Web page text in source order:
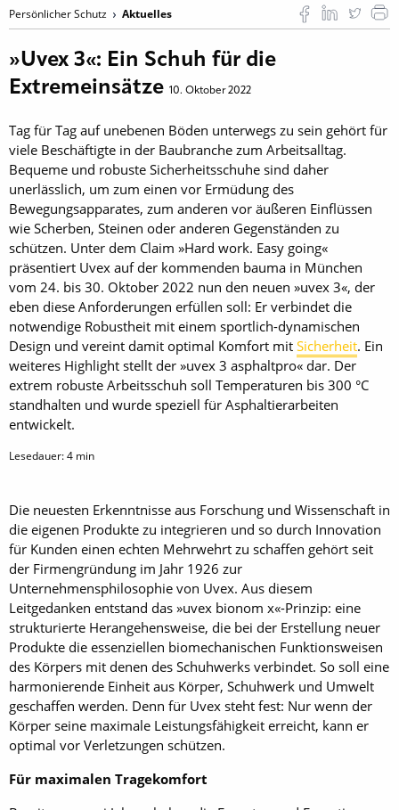
Persönlicher Schutz Aktuelles
»Uvex 3«: Ein Schuh für die
Extremeinsätze 10. Oktober 2022
Tag für Tag auf unebenen Böden unterwegs zu sein gehört für
viele Beschäftigte in der Baubranche zum Arbeitsalltag.
Bequeme und robuste Sicherheitsschuhe sind daher
unerlässlich, um zum einen vor Ermüdung des
Bewegungsapparates, zum anderen vor äußeren Einflüssen
wie Scherben, Steinen oder anderen Gegenständen zu
schützen. Unter dem Claim »Hard work. Easy going«
präsentiert Uvex auf der kommenden bauma in München
vom 24. bis 30. Oktober 2022 nun den neuen »uvex 3«, der
eben diese Anforderungen erfüllen soll: Er verbindet die
notwendige Robustheit mit einem sportlich-dynamischen
Design und vereint damit optimal Komfort mit Sicherheit. Ein
weiteres Highlight stellt der »uvex 3 asphaltpro« dar. Der
extrem robuste Arbeitsschuh soll Temperaturen bis 300 °C
standhalten und wurde speziell für Asphaltierarbeiten
entwickelt.
Lesedauer:4 min
Die neuesten Erkenntnisse aus Forschung und Wissenschaft in
die eigenen Produkte zu integrieren und so durch Innovation
für Kunden einen echten Mehrwehrt zu schaffen gehört seit
der Firmengründung im Jahr 1926 zur
Unternehmensphilosophie von Uvex. Aus diesem
Leitgedanken entstand das »uvex bionom x«-Prinzip: eine
strukturierte Herangehensweise, die bei der Erstellung neuer
Produkte die essenziellen biomechanischen Funktionsweisen
des Körpers mit denen des Schuhwerks verbindet. So soll eine
harmonierende Einheit aus Körper, Schuhwerk und Umwelt
geschaffen werden. Denn für Uvex steht fest: Nur wenn der
Körper seine maximale Leistungsfähigkeit erreicht, kann er
optimal vor Verletzungen schützen.
Für maximalen Tragekomfort